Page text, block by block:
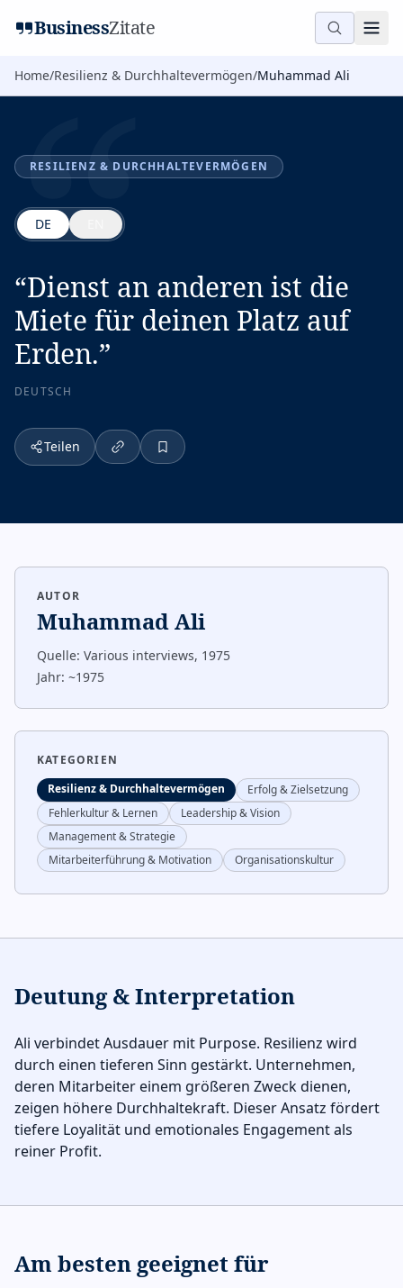
BusinessZitate
Home/Resilienz & Durchhaltevermögen/Muhammad Ali
“
RESILIENZ & DURCHHALTEVERMÖGEN
DE
“Dienst an anderen ist die
Miete für deinen Platz auf
Erden.”
DEUTSCH
Teilen
AUTOR
Muhammad Ali
Quelle: Various interviews, 1975
Jahr: ~1975
KATEGORIEN
Resilienz & Durchhaltevermögen
Erfolg & Zielsetzung
Fehlerkultur & Lernen
Leadership & Vision
Management & Strategie
Mitarbeiterführung & Motivation
Organisationskultur
Deutung & Interpretation
Ali verbindet Ausdauer mit Purpose. Resilienz wird
durch einen tieferen Sinn gestärkt. Unternehmen,
deren Mitarbeiter einem größeren Zweck dienen,
zeigen höhere Durchhaltekraft. Dieser Ansatz fördert
tiefere Loyalität und emotionales Engagement als
reiner Profit.
Am besten geeignet für